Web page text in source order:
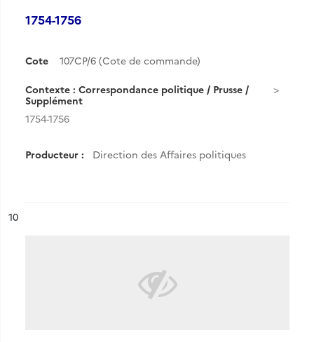
1754-1756
Cote 107CP/6 (Cote de commande)
Contexte : Correspondance politique / Prusse /
Supplément
1754-1756
Producteur : Direction des Affaires politiques
n°
10